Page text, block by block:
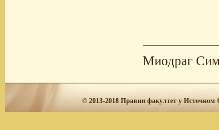
Миодраг
© 2013-2018 Правни факултет у Источном